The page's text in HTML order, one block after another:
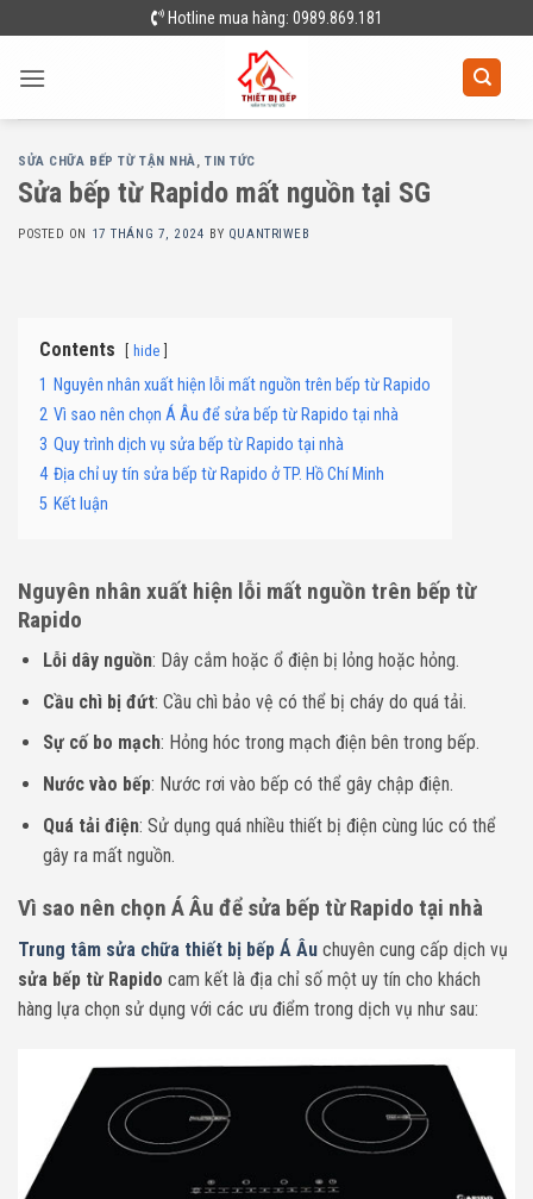
to
content
Hotline mua hàng: 0989.869.181
SỬA CHỮA BẾP TỪ TẬN NHÀ,TIN TỨC
Sửa bếp từ Rapido mất nguồn tại SG
POSTED ON 17 THÁNG 7, 2024 BY QUANTRIWEB
Contents hide
1 Nguyên nhân xuất hiện lỗi mất nguồn trên bếp từ Rapido
2 Vì sao nên chọn Á Âu để sửa bếp từ Rapido tại nhà
3 Quy trình dịch vụ sửa bếp từ Rapido tại nhà
4 Địa chỉ uy tín sửa bếp từ Rapido ở TP. Hồ Chí Minh
5 Kết luận
Nguyên nhân xuất hiện lỗi mất nguồn trên bếp từ
Rapido
Lỗi dây nguồn: Dây cắm hoặc ổ điện bị lỏng hoặc hỏng.
Cầu chì bị đứt: Cầu chì bảo vệ có thể bị cháy do quá tải.
Sự cố bo mạch: Hỏng hóc trong mạch điện bên trong bếp.
Nước vào bếp: Nước rơi vào bếp có thể gây chập điện.
Quá tải điện: Sử dụng quá nhiều thiết bị điện cùng lúc có thể
gây ra mất nguồn.
Vì sao nên chọn Á Âu để sửa bếp từ Rapido tại nhà
Trung tâm sửa chữa thiết bị bếp Á Âu chuyên cung cấp dịch vụ
sửa bếp từ Rapido cam kết là địa chỉ số một uy tín cho khách
hàng lựa chọn sử dụng với các ưu điểm trong dịch vụ như sau: